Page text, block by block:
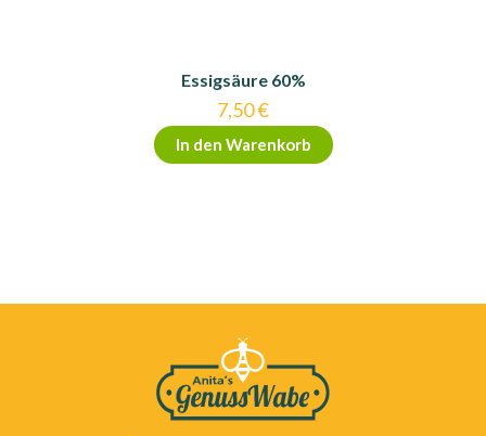
Essigsäure 60%
7,50€
In den Warenkorb